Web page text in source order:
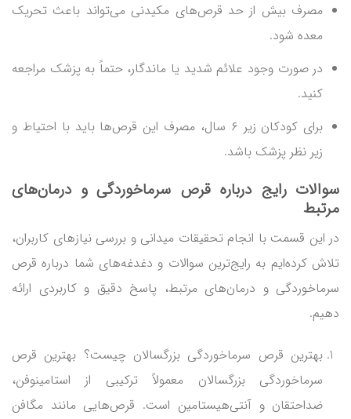
مصرف بیش از حد قرص‌های مکیدنی می‌تواند باعث تحریک
معده شود.
در صورت وجود علائم شدید یا ماندگار، حتماً به پزشک مراجعه
کنید.
برای کودکان زیر ۶ سال، مصرف این قرص‌ها باید با احتیاط و
زیر نظر پزشک باشد.
سوالات رایج درباره قرص سرماخوردگی و درمان‌های
مرتبط
در این قسمت با انجام تحقیقات میدانی و بررسی نیازهای کاربران،
تلاش کرده‌ایم به رایج‌ترین سوالات و دغدغه‌های شما درباره قرص
سرماخوردگی و درمان‌های مرتبط، پاسخ دقیق و کاربردی ارائه
دهیم.
بهترین قرص سرماخوردگی بزرگسالان چیست؟ بهترین قرص
سرماخوردگی بزرگسالان معمولاً ترکیبی از استامینوفن،
ضداحتقان و آنتی‌هیستامین است. قرص‌هایی مانند مگافن